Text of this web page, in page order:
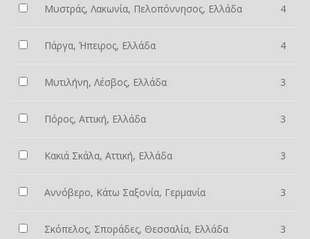
Μυστράς, Λακωνία, Πελοπόννησος, Ελλάδα 4
Πάργα, Ήπειρος, Ελλάδα 4
Μυτιλήνη, Λέσβος, Ελλάδα 3
Πόρος, Αττική, Ελλάδα 3
Κακιά Σκάλα, Αττική, Ελλάδα 3
Αννόβερο, Κάτω Σαξονία, Γερμανία 3
Σκόπελος, Σποράδες, Θεσσαλία, Ελλάδα 3